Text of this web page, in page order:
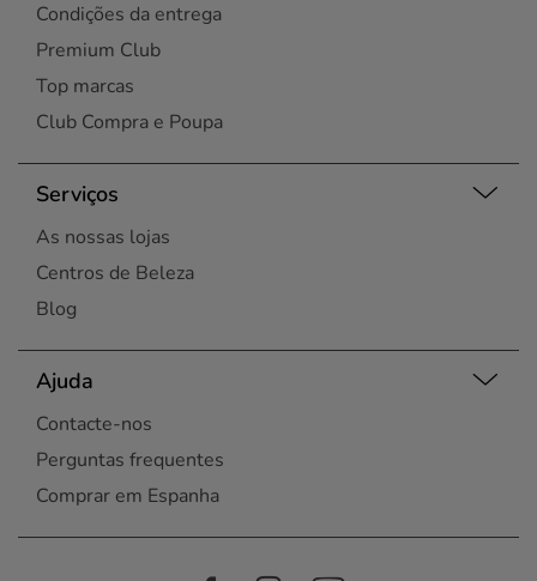
Condições da entrega
Premium Club
Top marcas
Club Compra e Poupa
Serviços
As nossas lojas
Centros de Beleza
Blog
Ajuda
Contacte-nos
Perguntas frequentes
Comprar em Espanha